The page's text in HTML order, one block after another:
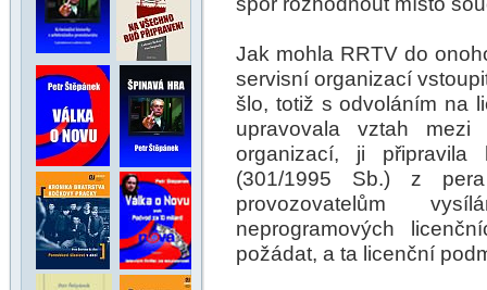
Jak mohla RRTV do
servisní organizací
šlo, totiž s odvoláním na
upravovala vztah
organizací, ji
(301/1995 Sb.) z
provozovatelům
neprogramových
požádat, a ta licenční